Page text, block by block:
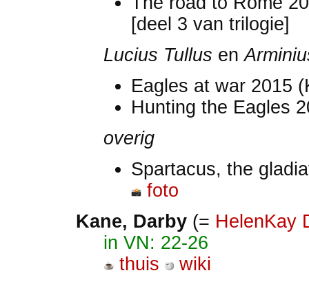
[deel 3 van trilogie]
Lucius Tullus en
Eagles at war 2015
Hunting the Eagles
overig
Spartacus, the
foto
Kane, Darby (= HelenKay
in VN: 22-26
thuis
wiki